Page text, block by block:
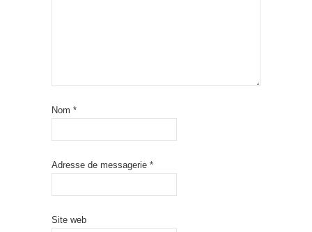
Nom *
Adresse de messagerie *
Site web